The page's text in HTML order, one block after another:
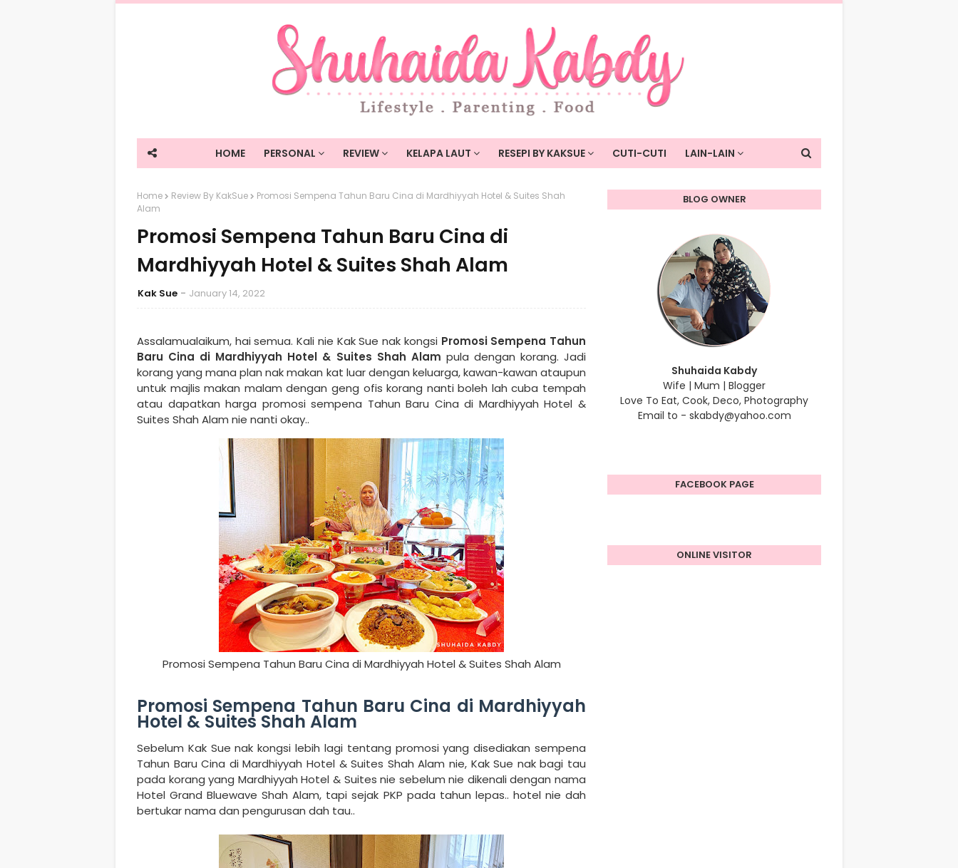
HOME PERSONAL REVIEW KELAPA LAUT RESEPI BY KAKSUE CUTI-CUTI LAIN-LAIN
Home Review By KakSue
Promosi Sempena Tahun Baru Cina di Mardhiyyah Hotel & Suites Shah
Alam
Promosi Sempena Tahun Baru Cina di
Mardhiyyah Hotel & Suites Shah Alam
Kak Sue January 14, 2022
Assalamualaikum, hai semua. Kali nie Kak Sue nak kongsi Promosi Sempena Tahun
Baru Cina di Mardhiyyah Hotel & Suites Shah Alam pula dengan korang. Jadi
korang yang mana plan nak makan kat luar dengan keluarga, kawan-kawan ataupun
untuk majlis makan malam dengan geng ofis korang nanti boleh lah cuba tempah
atau dapatkan harga promosi sempena Tahun Baru Cina di Mardhiyyah Hotel &
Suites Shah Alam nie nanti okay..
Promosi Sempena Tahun Baru Cina di Mardhiyyah Hotel & Suites Shah Alam
Promosi Sempena Tahun Baru Cina di Mardhiyyah
Hotel & Suites Shah Alam
Sebelum Kak Sue nak kongsi lebih lagi tentang promosi yang disediakan sempena
Tahun Baru Cina di Mardhiyyah Hotel & Suites Shah Alam nie, Kak Sue nak bagi tau
pada korang yang Mardhiyyah Hotel & Suites nie sebelum nie dikenali dengan nama
Hotel Grand Bluewave Shah Alam, tapi sejak PKP pada tahun lepas.. hotel nie dah
bertukar nama dan pengurusan dah tau..
BLOG OWNER
Shuhaida Kabdy
Wife | Mum | Blogger
Love To Eat, Cook, Deco, Photography
Email to - skabdy@yahoo.com
FACEBOOK PAGE
ONLINE VISITOR